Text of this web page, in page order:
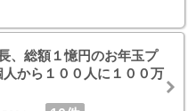
、総額１憶円のお年玉プ
から１００人に１００万